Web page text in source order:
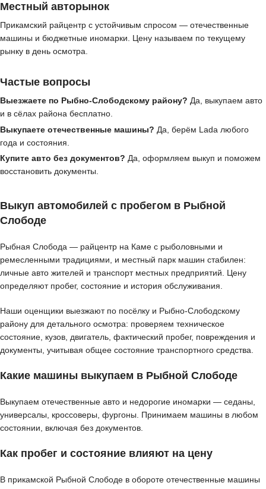
Местный авторынок
Прикамский райцентр с устойчивым спросом — отечественные
машины и бюджетные иномарки. Цену называем по текущему
рынку в день осмотра.
Частые вопросы
Выезжаете по Рыбно-Слободскому району? Да, выкупаем авто
и в сёлах района бесплатно.
Выкупаете отечественные машины? Да, берём Lada любого
года и состояния.
Купите авто без документов? Да, оформляем выкуп и поможем
восстановить документы.
Выкуп автомобилей с пробегом в Рыбной
Слободе
Рыбная Слобода — райцентр на Каме с рыболовными и
ремесленными традициями, и местный парк машин стабилен:
личные авто жителей и транспорт местных предприятий. Цену
определяют пробег, состояние и история обслуживания.
Наши оценщики выезжают по посёлку и Рыбно-Слободскому
району для детального осмотра: проверяем техническое
состояние, кузов, двигатель, фактический пробег, повреждения и
документы, учитывая общее состояние транспортного средства.
Какие машины выкупаем в Рыбной Слободе
Выкупаем отечественные авто и недорогие иномарки — седаны,
универсалы, кроссоверы, фургоны. Принимаем машины в любом
состоянии, включая без документов.
Как пробег и состояние влияют на цену
В прикамской Рыбной Слободе в обороте отечественные машины